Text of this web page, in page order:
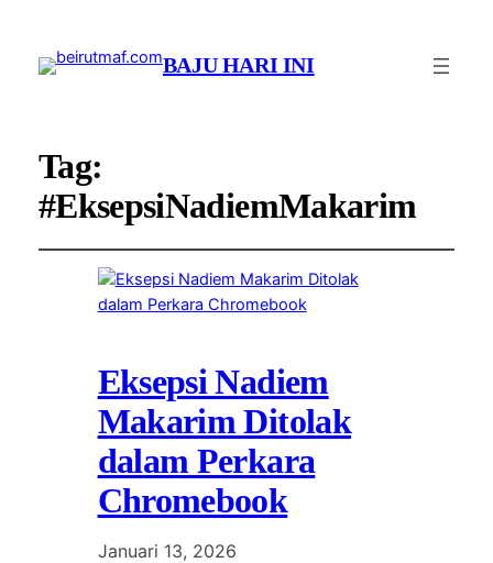
BAJU HARI INI
Tag:
#EksepsiNadiemMakarim
Eksepsi Nadiem
Makarim Ditolak
dalam Perkara
Chromebook
Januari 13, 2026